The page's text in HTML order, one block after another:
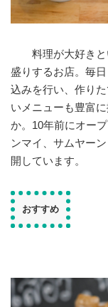
料理が大好きと
盛りするお店。毎
込みを行い、作り
いメニューも豊富
か。10年前にオー
ンマイ、サムヤー
開しています。
おすすめ